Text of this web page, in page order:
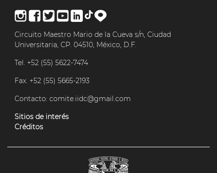
Circuito Maestro Mario de la Cueva s/n, Ciudad
Universitaria, CP. 04510, México, D.F.
Tel. +52 (55) 5622-7474
Fax. +52 (55) 5665-2193
Contacto: comite.iidc@gmail.com
Sitios de interés
Créditos